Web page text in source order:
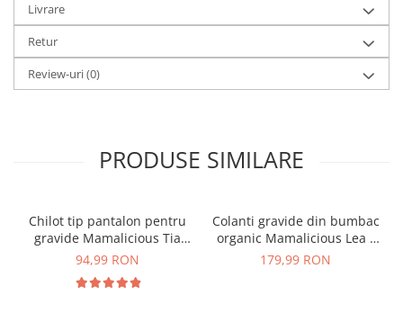
Livrare
Retur
Review-uri(0)
PRODUSE SIMILARE
Chilot tip pantalon pentru
gravide Mamalicious Tia
crem
94,99 RON
Colanti gravide din bumbac
organic Mamalicious Lea -
set 2 bucati
179,99 RON